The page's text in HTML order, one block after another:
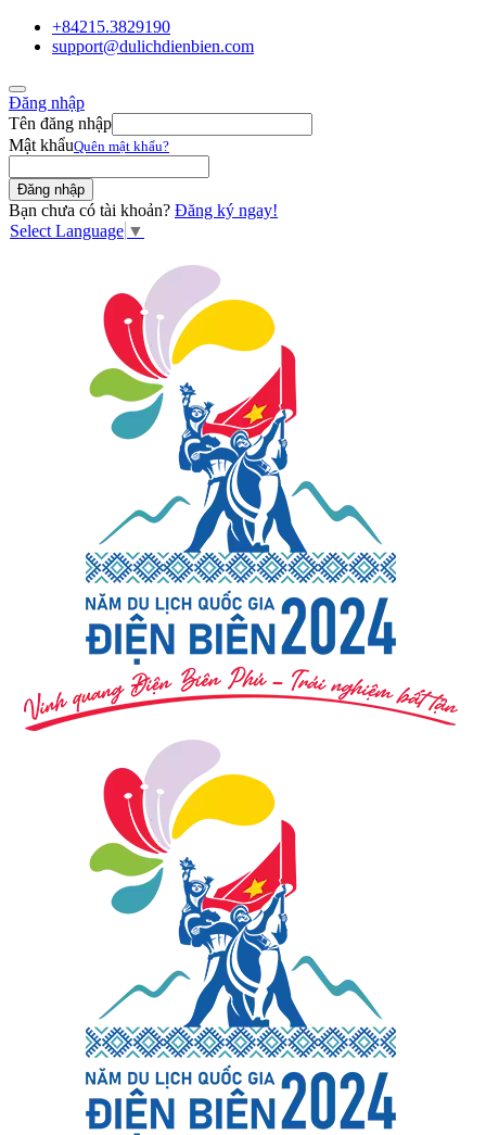
+84215.3829190
support@dulichdienbien.com
Đăng nhập
Tên đăng nhập
Mật khẩuQuên mật khẩu?
Bạn chưa có tài khoản? Đăng ký ngay!
Select Language ▼